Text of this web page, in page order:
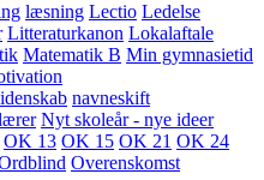
læsning Lectio Ledelse
Litteraturkanon Lokalaftale
Matematik B Min gymnasietid
navneskift
Nyt skoleår - nye ideer
OK 13 OK 15 OK 21 OK 24
Overenskomst